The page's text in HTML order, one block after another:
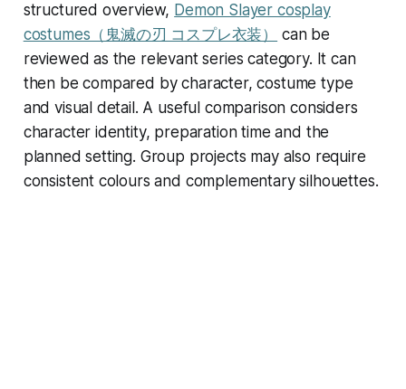
structured overview, Demon Slayer cosplay
costumes（鬼滅の刃 コスプレ衣装）
can be
reviewed as the relevant series category. It can
then be compared by character, costume type
and visual detail. A useful comparison considers
character identity, preparation time and the
planned setting. Group projects may also require
consistent colours and complementary silhouettes.